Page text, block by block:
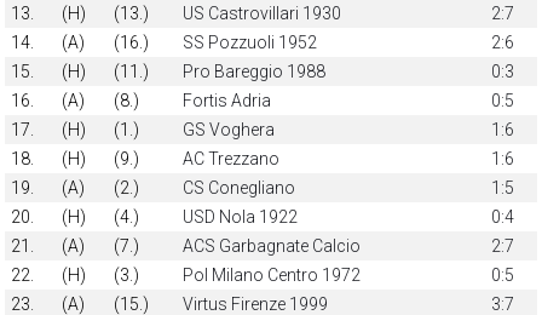
13.
(H) (13.) US Castrovillari 1930
2:7
14.
(A) (16.) SS Pozzuoli 1952
2:6
15.
(H) (11.) Pro Bareggio 1988
0:3
16.
(A) (8.) Fortis Adria
0:5
17.
(H) (1.) GS Voghera
1:6
18.
(H) (9.) AC Trezzano
1:6
19.
(A) (2.) CS Conegliano
1:5
20.
(H) (4.) USD Nola 1922
0:4
21.
(A) (7.) ACS Garbagnate Calcio
2:7
22.
(H) (3.) Pol Milano Centro 1972
0:5
23.
(A) (15.) Virtus Firenze 1999
3:7